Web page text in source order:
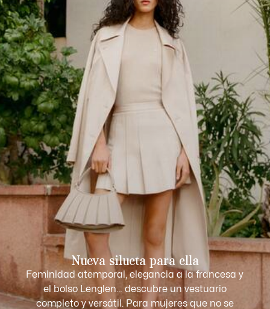
Nueva silueta para ella
Feminidad atemporal, elegancia a la francesa y
el bolso Lenglen… descubre un vestuario
completo y versátil. Para mujeres que no se